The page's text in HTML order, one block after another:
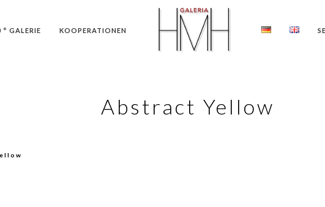
° GALERIE KOOPERATIONEN
Abstract Yellow